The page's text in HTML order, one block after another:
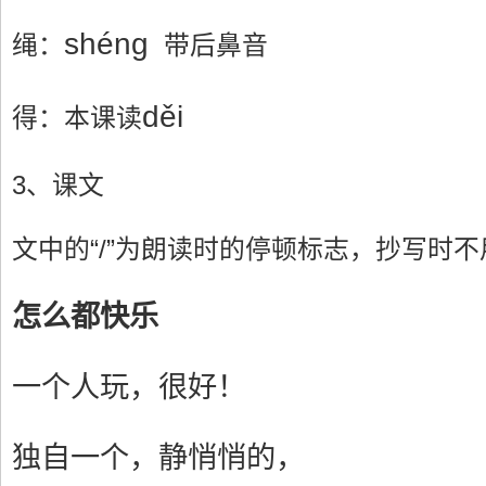
绳： shéng 带后鼻音
得：本课读děi
3、课文
文中的“/”为朗读时的停顿标志，抄写时
怎么都快乐
一个人玩，很好！
独自一个，静悄悄的，